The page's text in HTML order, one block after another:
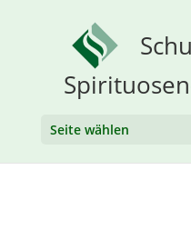
Seite wählen